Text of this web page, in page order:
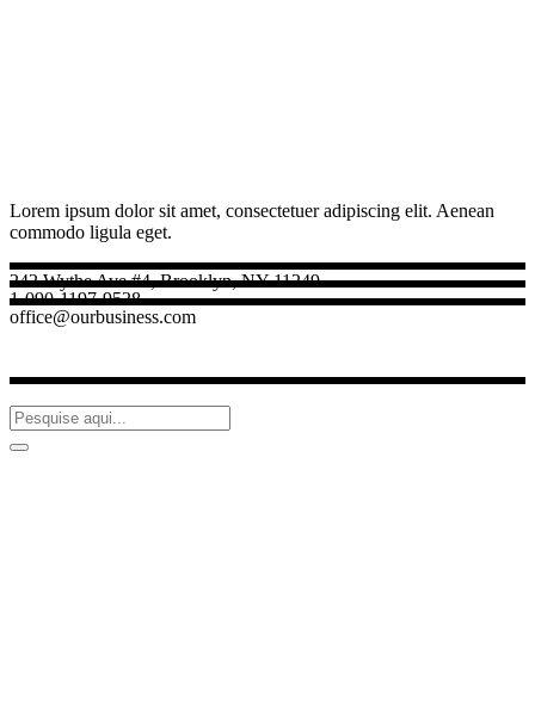
Lorem ipsum dolor sit amet, consectetuer adipiscing elit. Aenean
commodo ligula eget.
242 Wythe Ave #4, Brooklyn, NY 11249
1-090-1197-9528
office@ourbusiness.com